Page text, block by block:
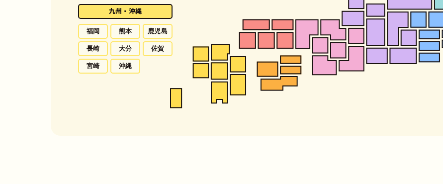
九州・沖縄
福岡 熊本 鹿児島
長崎 大分 佐賀
宮崎 沖縄